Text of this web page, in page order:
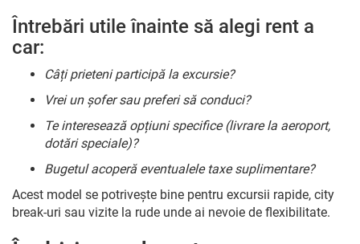
Întrebări utile înainte să alegi rent a
car:
Câți prieteni participă la excursie?
Vrei un șofer sau preferi să conduci?
Te interesează opțiuni specifice (livrare la aeroport,
dotări speciale)?
Bugetul acoperă eventualele taxe suplimentare?
Acest model se potrivește bine pentru excursii rapide, city
break-uri sau vizite la rude unde ai nevoie de flexibilitate.